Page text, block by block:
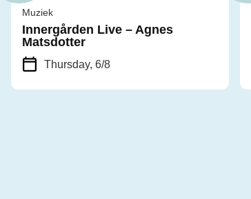
Muziek
Innergården Live – Agnes
Matsdotter
Thursday, 6/8